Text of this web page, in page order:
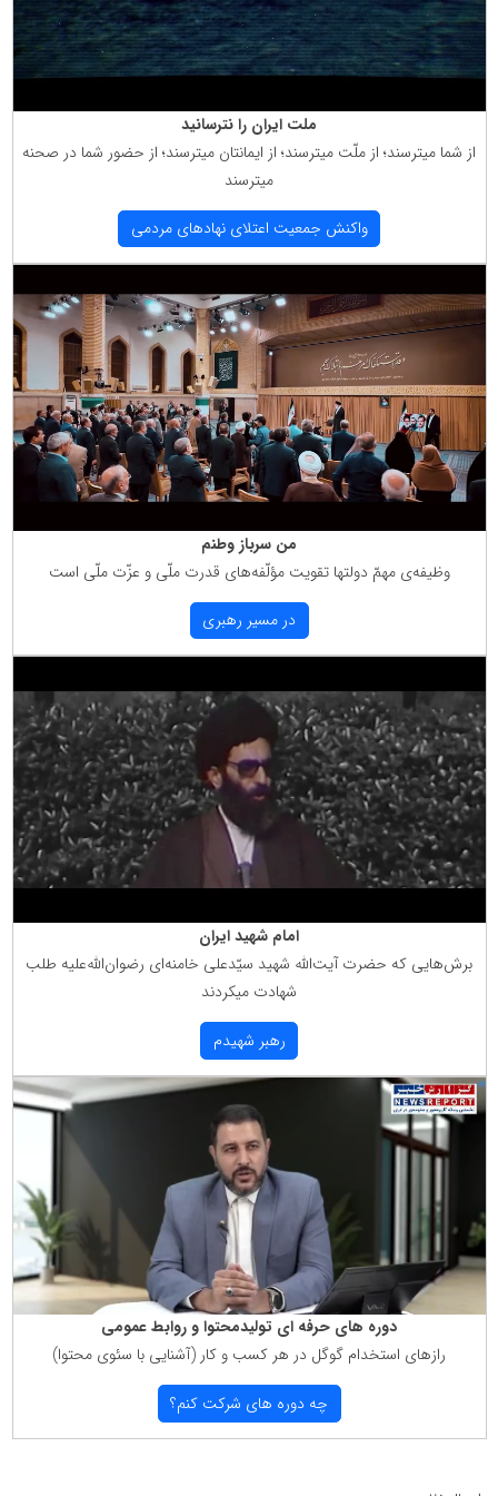
ملت ایران را نترسانید
از شما میترسند؛ از ملّت میترسند؛ از ایمانتان میترسند؛ از حضور شما در صحنه
میترسند
واكنش جمعیت اعتلای نهادهای مردمی
من سرباز وطنم
وظیفه‌ی مهمّ دولتها تقویت مؤلّفه‌های قدرت ملّی و عزّت ملّی است
در مسیر رهبری
امام شهید ایران
برش‌هایی كه حضرت آیت‌الله شهید سیّدعلی خامنه‌ای رضوان‌الله‌علیه طلب
شهادت میكردند
رهبر شهیدم
دوره های حرفه ای تولیدمحتوا و روابط عمومی
رازهای استخدام گوگل در هر كسب و كار (آشنایی با سئوی محتوا)
چه دوره های شركت كنم؟